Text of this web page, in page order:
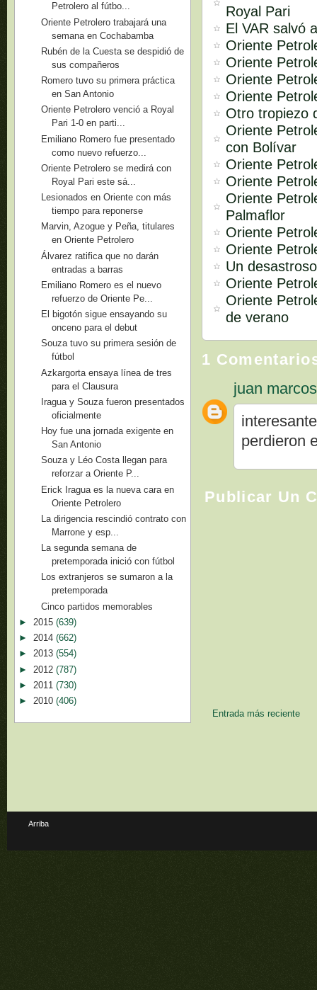
Royal Pari
El VAR salvó
Oriente
Oriente
Oriente
Oriente
Otro tropiezo
Oriente
con Bolívar
Oriente
Oriente
Oriente
Palmaflor
Oriente
Oriente
Un
Oriente
Oriente
de verano
1
juan marcos
perdieron
Publicar Un
Entrada más reciente
Petrolero al fútbo...
Oriente Petrolero trabajará una
semana en Cochabamba
Rubén de la Cuesta se despidió de
sus compañeros
Romero tuvo su primera práctica
en San Antonio
Oriente Petrolero venció a Royal
Pari 1-0 en parti...
Emiliano Romero fue presentado
como nuevo refuerzo...
Oriente Petrolero se medirá con
Royal Pari este sá...
Lesionados en Oriente con más
tiempo para reponerse
Marvin, Azogue y Peña, titulares
en Oriente Petrolero
Álvarez ratifica que no darán
entradas a barras
Emiliano Romero es el nuevo
refuerzo de Oriente Pe...
El bigotón sigue ensayando su
onceno para el debut
Souza tuvo su primera sesión de
fútbol
Azkargorta ensaya línea de tres
para el Clausura
Iragua y Souza fueron presentados
oficialmente
Hoy fue una jornada exigente en
San Antonio
Souza y Léo Costa llegan para
reforzar a Oriente P...
Erick Iragua es la nueva cara en
Oriente Petrolero
La dirigencia rescindió contrato con
Marrone y esp...
La segunda semana de
pretemporada inició con fútbol
Los extranjeros se sumaron a la
pretemporada
Cinco partidos memorables
► 2015 (639)
► 2014 (662)
► 2013 (554)
► 2012 (787)
► 2011 (730)
► 2010 (406)
Arriba